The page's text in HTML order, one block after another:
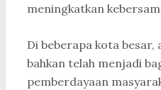
meningkatkan
Di beberapa kota
bahkan telah menjadi
pemberdayaan